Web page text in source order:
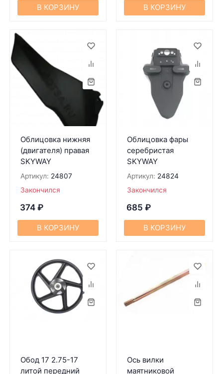
В КОРЗИНУ В КОРЗИНУ
Облицовка нижняя
(двигателя) правая
SKYWAY
Артикул: 24807
Закончился
374 ₽
В КОРЗИНУ
Облицовка фары
серебристая
SKYWAY
Артикул: 24824
Закончился
685 ₽
В КОРЗИНУ
Обод 17 2.75-17
литой передний
Ось вилки
маятниковой